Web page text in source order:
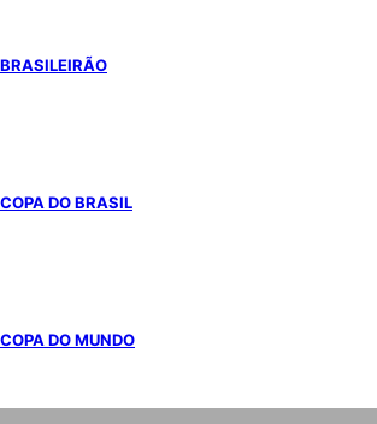
BRASILEIRÃO
COPA DO BRASIL
COPA DO MUNDO